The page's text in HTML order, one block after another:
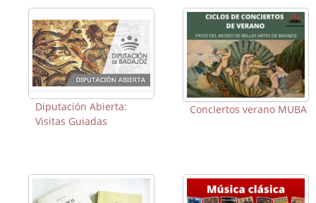
Diputación Abierta:
Visitas Guiadas
ConcIertos verano MUBA